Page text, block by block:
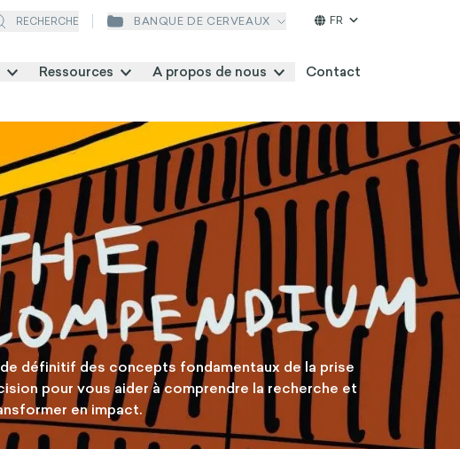
RECHERCHE BANQUE DE CERVEAUX FR
Ressources A propos de nous Contact
définitif des concepts fondamentaux de la prise
pour vous aider à comprendre la recherche et
en impact.